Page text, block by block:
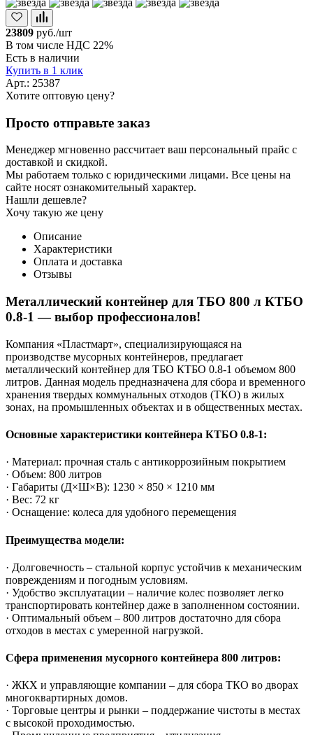
23809 руб./шт
В том числе НДС 22%
Есть в наличии
Купить в 1 клик
Арт.: 25387
Хотите оптовую цену?
Просто отправьте заказ
Менеджер мгновенно рассчитает ваш персональный прайс с
доставкой и скидкой.
Мы работаем только с юридическими лицами. Все цены на
сайте носят ознакомительный характер.
Нашли дешевле?
Хочу такую же цену
Описание
Характеристики
Оплата и доставка
Отзывы
Металлический контейнер для ТБО 800 л КТБО
0.8-1 — выбор профессионалов!
Компания «Пластмарт», специализирующаяся на
производстве мусорных контейнеров, предлагает
металлический контейнер для ТБО КТБО 0.8-1 объемом 800
литров. Данная модель предназначена для сбора и временного
хранения твердых коммунальных отходов (ТКО) в жилых
зонах, на промышленных объектах и в общественных местах.
Основные характеристики контейнера КТБО 0.8-1:
· Материал: прочная сталь с антикоррозийным покрытием
· Объем: 800 литров
· Габариты (Д×Ш×В): 1230 × 850 × 1210 мм
· Вес: 72 кг
· Оснащение: колеса для удобного перемещения
Преимущества модели:
· Долговечность – стальной корпус устойчив к механическим
повреждениям и погодным условиям.
· Удобство эксплуатации – наличие колес позволяет легко
транспортировать контейнер даже в заполненном состоянии.
· Оптимальный объем – 800 литров достаточно для сбора
отходов в местах с умеренной нагрузкой.
Сфера применения мусорного контейнера 800 литров:
· ЖКХ и управляющие компании – для сбора ТКО во дворах
многоквартирных домов.
· Торговые центры и рынки – поддержание чистоты в местах
с высокой проходимостью.